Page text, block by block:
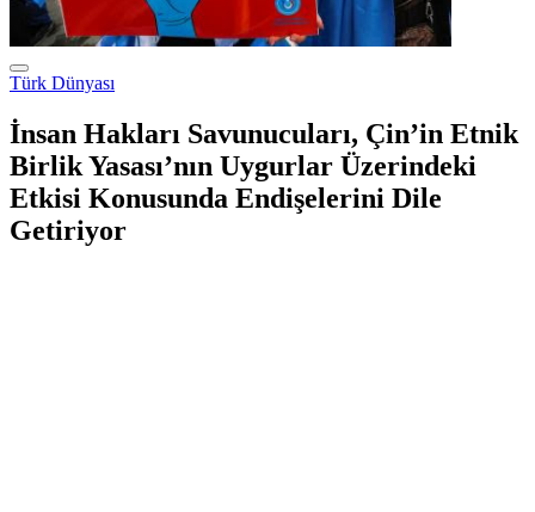
Türk Dünyası
İnsan Hakları Savunucuları, Çin’in Etnik
Birlik Yasası’nın Uygurlar Üzerindeki
Etkisi Konusunda Endişelerini Dile
Getiriyor